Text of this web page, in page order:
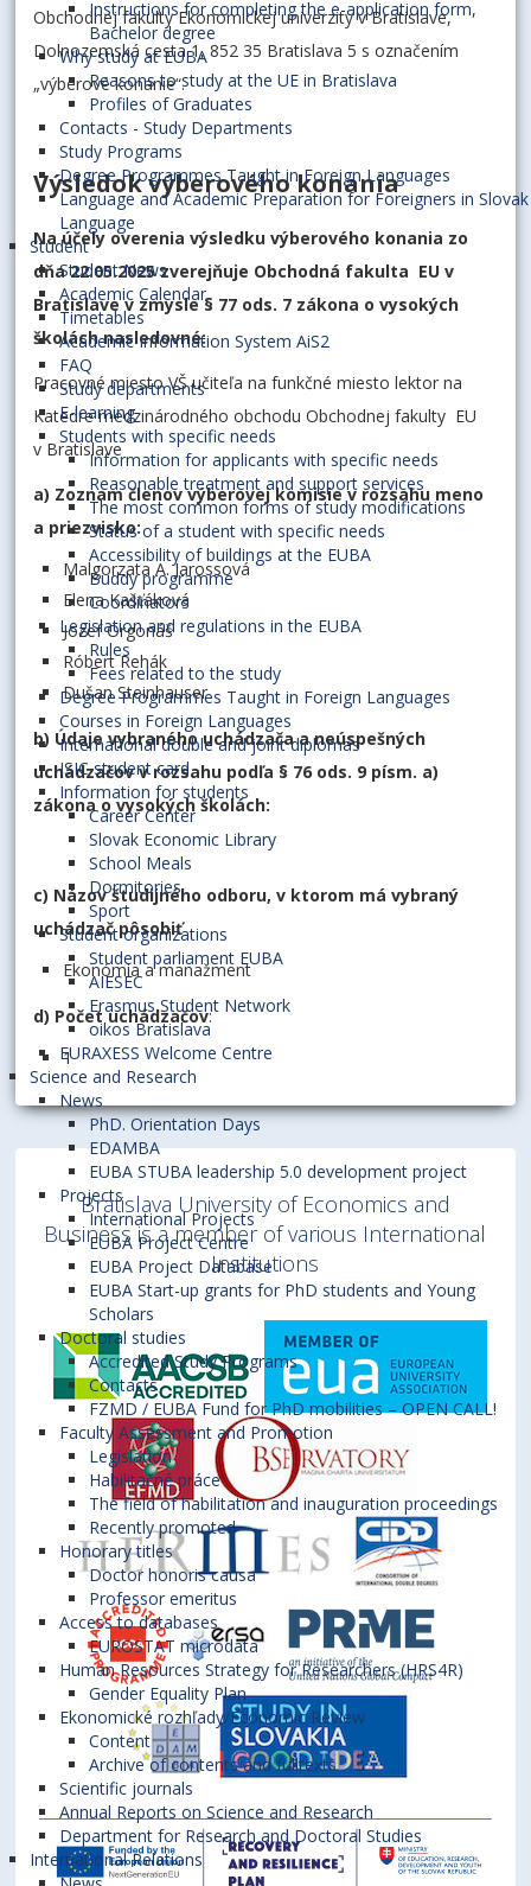
Instructions for completing the e-application form,
Bachelor degree
Why study at EUBA
Reasons to study at the UE in Bratislava
Profiles of Graduates
Contacts - Study Departments
Study Programs
Degree Programmes Taught in Foreign Languages
Language and Academic Preparation for Foreigners in Slovak
Language
Student
Student News
Academic Calendar
Timetables
Academic Information System AiS2
FAQ
Study departments
E-learning
Students with specific needs
Information for applicants with specific needs
Reasonable treatment and support services
The most common forms of study modifications
Status of a student with specific needs
Accessibility of buildings at the EUBA
Buddy programme
Coordinators
Legislation and regulations in the EUBA
Rules
Fees related to the study
Degree Programmes Taught in Foreign Languages
Courses in Foreign Languages
International double and joint diplomas
ISIC student card
Information for students
Career Center
Slovak Economic Library
School Meals
Dormitories
Sport
Student organizations
Student parliament EUBA
AIESEC
Erasmus Student Network
oikos Bratislava
EURAXESS Welcome Centre
Science and Research
News
PhD. Orientation Days
EDAMBA
EUBA STUBA leadership 5.0 development project
Projects
International Projects
EUBA Project Centre
EUBA Project Database
EUBA Start-up grants for PhD students and Young
Scholars
Doctoral studies
Accredited Study Programs
Contacts
FZMD / EUBA Fund for PhD mobilities – OPEN CALL!
Faculty Assessment and Promotion
Legislation
Habilitačné práce
The field of habilitation and inauguration proceedings
Recently promoted
Honorary titles
Doctor honoris causa
Professor emeritus
Access to databases
EUROSTAT microdata
Human Resources Strategy for Researchers (HRS4R)
Gender Equality Plan
Ekonomické rozhľady/Economic Review
Content
Archive of contents and fulltexts
Scientific journals
Annual Reports on Science and Research
Department for Research and Doctoral Studies
International Relations
Obchodnej fakulty Ekonomickej univerzity v Bratislave,
Dolnozemská cesta 1, 852 35 Bratislava 5 s označením
„výberové konanie“.
Výsledok výberového konania
Na účely overenia výsledku výberového konania zo
dňa 22.05.2025 zverejňuje Obchodná fakulta EU v
Bratislave v zmysle § 77 ods. 7 zákona o vysokých
školách nasledovné:
Pracovné miesto VŠ učiteľa na funkčné miesto lektor na
Katedre medzinárodného obchodu Obchodnej fakulty EU
v Bratislave
a) Zoznam členov výberovej komisie v rozsahu meno
a priezvisko:
Malgorzata A. Jarossová
Elena Kašťáková
Jozef Orgonáš
Róbert Rehák
Dušan Steinhauser
b) Údaje vybraného uchádzača a neúspešných
uchádzačov v rozsahu podľa § 76 ods. 9 písm. a)
zákona o vysokých školách:
c) Názov študijného odboru, v ktorom má vybraný
uchádzač pôsobiť
Ekonómia a manažment
d) Počet uchádzačov:
1
Bratislava University of Economics and
Business is a member of various International
Institutions